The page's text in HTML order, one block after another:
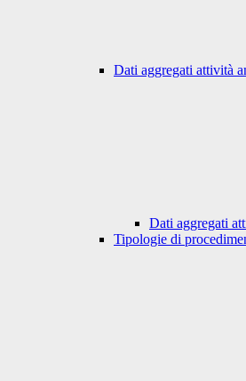
Dati aggregati attività
Dati aggregati
Tipologie di